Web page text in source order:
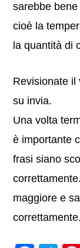
sarebbe
cioè la
la quantità di
Revisionate il
su invia.
Una volta
è importante
frasi siano
maggiore e
correttamente.